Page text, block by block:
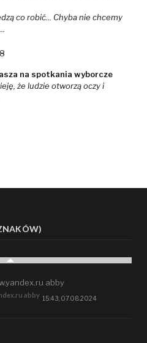
co robić... Chyba nie chcemy
na spotkania wyborcze
że ludzie otworzą oczy i
abby
abby
15:43, 07.08.2024